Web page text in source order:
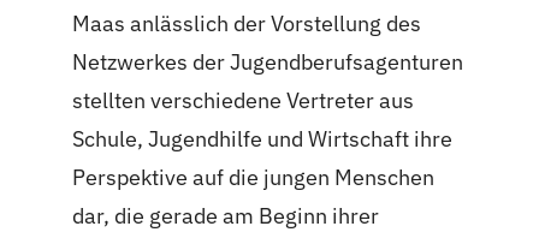
Maas anlässlich der Vorstellung des
Netzwerkes der Jugendberufsagenturen
stellten verschiedene Vertreter aus
Schule, Jugendhilfe und Wirtschaft ihre
Perspektive auf die jungen Menschen
dar, die gerade am Beginn ihrer